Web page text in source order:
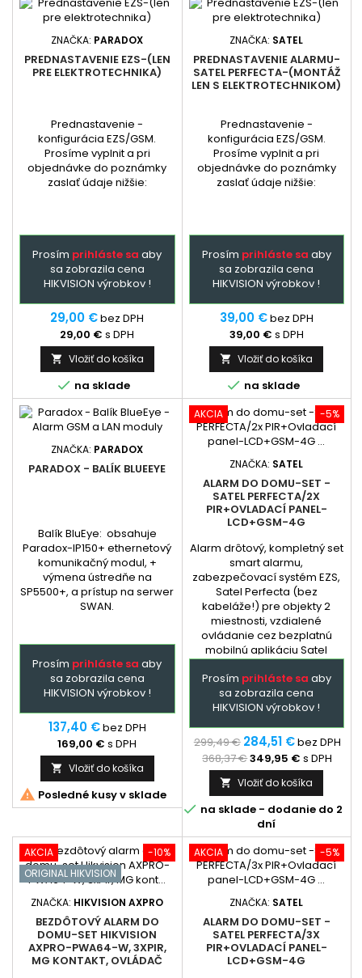
ZNAČKA: PARADOX
PREDNASTAVENIE EZS-(LEN
PRE ELEKTROTECHNIKA)
Prednastavenie -
konfigurácia EZS/GSM.
Prosíme vyplnit a pri
objednávke do poznámky
zaslať údaje nižšie:
Prosím prihláste sa aby
sa zobrazila cena
HIKVISION výrobkov !
29,00 €bez DPH
29,00 € s DPH
 Vložiť do košíka
 na sklade
ZNAČKA: SATEL
PREDNASTAVENIE ALARMU-
SATEL PERFECTA-(MONTÁŽ
LEN S ELEKTROTECHNIKOM)
Prednastavenie -
konfigurácia EZS/GSM.
Prosíme vyplnit a pri
objednávke do poznámky
zaslať údaje nižšie:
Prosím prihláste sa aby
sa zobrazila cena
HIKVISION výrobkov !
39,00 €bez DPH
39,00 € s DPH
 Vložiť do košíka
 na sklade
ZNAČKA: PARADOX
PARADOX - BALÍK BLUEEYE
Balík BluEye: obsahuje
Paradox-IP150+ ethernetový
komunikačný modul, +
výmena ústredňe na
SP5500+, a prístup na serwer
SWAN.
Prosím prihláste sa aby
sa zobrazila cena
HIKVISION výrobkov !
137,40 €bez DPH
169,00 € s DPH
 Vložiť do košíka
 Posledné kusy v sklade
-5%
AKCIA
ZNAČKA: SATEL
ALARM DO DOMU-SET -
SATEL PERFECTA/2X
PIR+OVLADACÍ PANEL-
LCD+GSM-4G
Alarm drôtový, kompletný set
smart alarmu,
zabezpečovací systém EZS,
Satel Perfecta (bez
kabeláže!) pre objekty 2
miestnosti, vzdialené
ovládanie cez bezplatnú
mobilnú aplikáciu Satel
Perfecta - (môže byť aj
samoinštalačný balík,
inštalácia len s
elektrotechnikom). Extra
dohody: dopredu
naprogramovaná ústredňa a
GSM + prehladný manual...
Prosím prihláste sa aby
sa zobrazila cena
HIKVISION výrobkov !
299,49 € 284,51 €bez DPH
368,37 €349,95 € s DPH
 Vložiť do košíka
 na sklade - dodanie do 2
dní
-10%
AKCIA
ORIGINAL HIKVISION
ZNAČKA: HIKVISION AXPRO
BEZDÔTOVÝ ALARM DO
DOMU-SET HIKVISION
AXPRO-PWA64-W, 3XPIR,
MG KONTAKT, OVLÁDAČ
-5%
AKCIA
ZNAČKA: SATEL
ALARM DO DOMU-SET -
SATEL PERFECTA/3X
PIR+OVLADACÍ PANEL-
LCD+GSM-4G